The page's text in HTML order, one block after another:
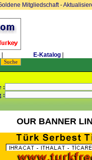
Mitgliedschaft-
E-Katalog
:
:
OUR BANNER